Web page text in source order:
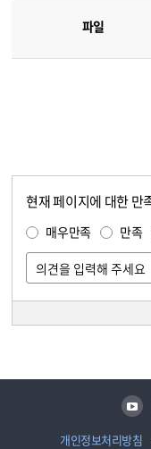
파일
현재 페이지에 대한 만
매우만족 만족
개인정보처리방침
유튜브